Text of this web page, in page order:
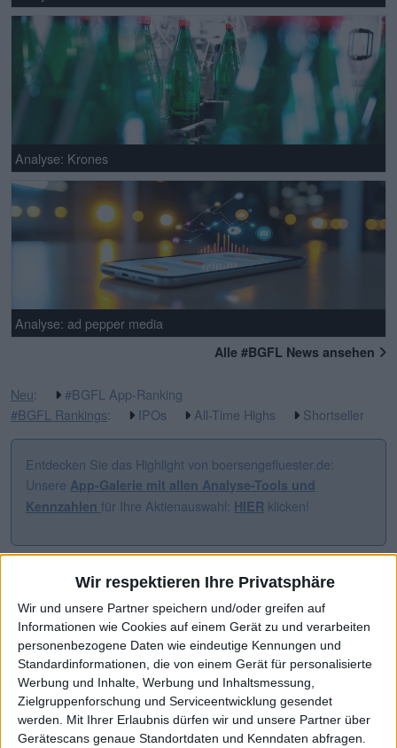
Wir respektieren Ihre Privatsphäre
Wir und unsere Partner speichern und/oder greifen auf
Informationen wie Cookies auf einem Gerät zu und verarbeiten
personenbezogene Daten wie eindeutige Kennungen und
Standardinformationen, die von einem Gerät für personalisierte
Werbung und Inhalte, Werbung und Inhaltsmessung,
Zielgruppenforschung und Serviceentwicklung gesendet
werden. Mit Ihrer Erlaubnis dürfen wir und unsere Partner über
Gerätescans genaue Standortdaten und Kenndaten abfragen.
Analyse: Krones
Analyse: ad pepper media
Alle #BGFL News ansehen
Neu:
#BGFL App-Ranking
#BGFL Rankings: IPOs All-Time Highs Shortseller
Entdecken Sie das Highlight von boersengefluester.de:
Unsere App-Galerie mit allen Analyse-Tools und
Kennzahlen für Ihre Aktienauswahl: HIER klicken!
CHART-CHECK: MARKET MOVERS